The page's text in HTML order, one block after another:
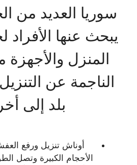
سوريا العديد من
يبحث عنها
المنزل والأجهزة
الناجمة عن
بلد إلى
أوناش تنزيل ورفع
الأحجام الكبيرة وتصل